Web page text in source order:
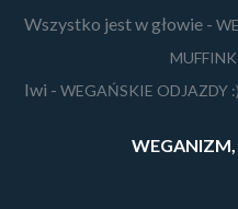
Wszystko jest w głowie -
Iwi - WEGAŃSKIE ODJAZDY
WEGANIZM,